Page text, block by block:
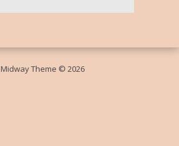
Midway Theme © 2026